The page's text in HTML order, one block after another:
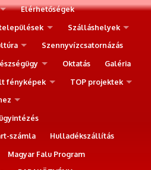
Elérhetőségek
Szálláshelyek
Szennyvízcsatornázás
Oktatás
Galéria
fényképek
TOP projektek
számla
Hulladékszállítás
Magyar Falu Program